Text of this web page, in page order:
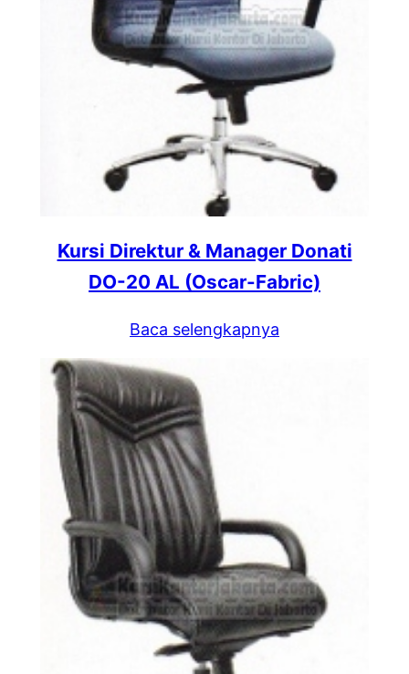
Kursi Direktur & Manager Donati
DO-20 AL (Oscar-Fabric)
Baca selengkapnya